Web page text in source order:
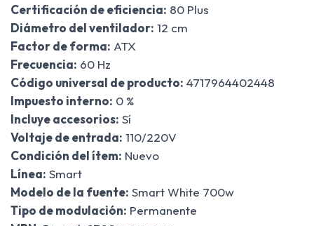
Certificación de eficiencia: 80 Plus
Diámetro del ventilador: 12 cm
Factor de forma: ATX
Frecuencia: 60 Hz
Código universal de producto: 4717964402448
Impuesto interno: 0 %
Incluye accesorios: Sí
Voltaje de entrada: 110/220V
Condición del ítem: Nuevo
Línea: Smart
Modelo de la fuente: Smart White 700w
Tipo de modulación: Permanente